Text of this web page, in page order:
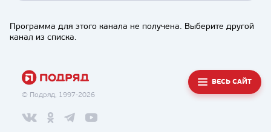
Программа для этого канала не получена. Выберите другой
канал из списка.
© Подряд, 1997-2026
ВЕСЬ САЙТ